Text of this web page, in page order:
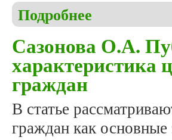
Подробнее
Сазонова О.А.
граждан
В статье
граждан как основные